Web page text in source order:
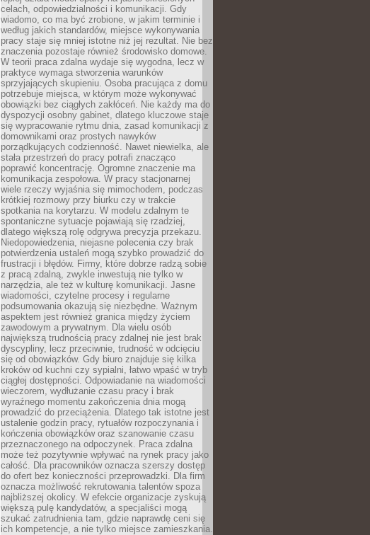
celach, odpowiedzialności i komunikacji. Gdy
wiadomo, co ma być zrobione, w jakim terminie i
według jakich standardów, miejsce wykonywania
pracy staje się mniej istotne niż jej rezultat. Nie bez
znaczenia pozostaje również środowisko domowe.
W teorii praca zdalna wydaje się wygodna, lecz w
praktyce wymaga stworzenia warunków
sprzyjających skupieniu. Osoba pracująca z domu
potrzebuje miejsca, w którym może wykonywać
obowiązki bez ciągłych zakłóceń. Nie każdy ma do
dyspozycji osobny gabinet, dlatego kluczowe staje
się wypracowanie rytmu dnia, zasad komunikacji z
domownikami oraz prostych nawyków
porządkujących codzienność. Nawet niewielka, ale
stała przestrzeń do pracy potrafi znacząco
poprawić koncentrację. Ogromne znaczenie ma
komunikacja zespołowa. W pracy stacjonarnej
wiele rzeczy wyjaśnia się mimochodem, podczas
krótkiej rozmowy przy biurku czy w trakcie
spotkania na korytarzu. W modelu zdalnym te
spontaniczne sytuacje pojawiają się rzadziej,
dlatego większą rolę odgrywa precyzja przekazu.
Niedopowiedzenia, niejasne polecenia czy brak
potwierdzenia ustaleń mogą szybko prowadzić do
frustracji i błędów. Firmy, które dobrze radzą sobie
z pracą zdalną, zwykle inwestują nie tylko w
narzędzia, ale też w kulturę komunikacji. Jasne
wiadomości, czytelne procesy i regularne
podsumowania okazują się niezbędne. Ważnym
aspektem jest również granica między życiem
zawodowym a prywatnym. Dla wielu osób
największą trudnością pracy zdalnej nie jest brak
dyscypliny, lecz przeciwnie, trudność w odcięciu
się od obowiązków. Gdy biuro znajduje się kilka
kroków od kuchni czy sypialni, łatwo wpaść w tryb
ciągłej dostępności. Odpowiadanie na wiadomości
wieczorem, wydłużanie czasu pracy i brak
wyraźnego momentu zakończenia dnia mogą
prowadzić do przeciążenia. Dlatego tak istotne jest
ustalenie godzin pracy, rytuałów rozpoczynania i
kończenia obowiązków oraz szanowanie czasu
przeznaczonego na odpoczynek. Praca zdalna
może też pozytywnie wpływać na rynek pracy jako
całość. Dla pracowników oznacza szerszy dostęp
do ofert bez konieczności przeprowadzki. Dla firm
oznacza możliwość rekrutowania talentów spoza
najbliższej okolicy. W efekcie organizacje zyskują
większą pulę kandydatów, a specjaliści mogą
szukać zatrudnienia tam, gdzie naprawdę ceni się
ich kompetencje, a nie tylko miejsce zamieszkania.